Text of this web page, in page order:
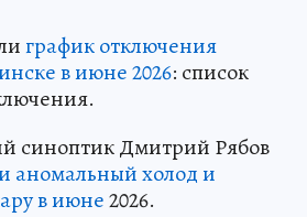
график отключения
в июне 2026: список
синоптик Дмитрий Рябов
аномальный холод и
в июне2026.